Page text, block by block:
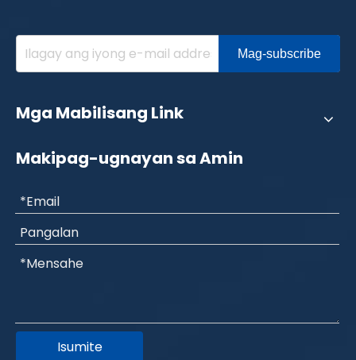
Mag-subscribe
Mga Mabilisang Link
Makipag-ugnayan sa Amin
Isumite